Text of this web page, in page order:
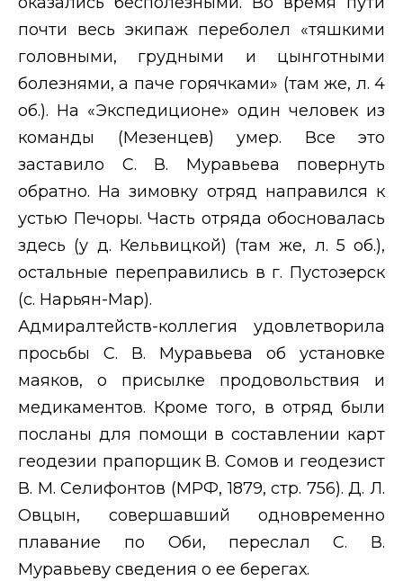
почти весь экипаж переболел «тяшкими
головными, грудными и цынготными
болезнями, а паче горячками» (там же, л. 4
об.). На «Экспедиционе» один человек из
команды (Мезенцев) умер. Все это
заставило С. В. Муравьева повернуть
обратно. На зимовку отряд направился к
устью Печоры. Часть отряда обосновалась
здесь (у д. Кельвицкой) (там же, л. 5 об.),
остальные переправились в г. Пустозерск
(с. Нарьян-Мар).
Адмиралтейств-коллегия удовлетворила
просьбы С. В. Муравьева об установке
маяков, о присылке продовольствия и
медикаментов. Кроме того, в отряд были
посланы для помощи в составлении карт
геодезии прапорщик В. Сомов и геодезист
В. М. Селифонтов (МРФ, 1879, стр. 756). Д. Л.
Овцын, совершавший одновременно
плавание по Оби, переслал
С. В.
Муравьеву сведения о ее берегах.